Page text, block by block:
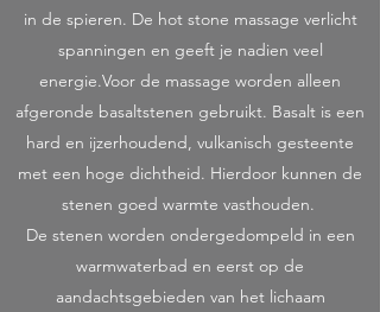
in de spieren. De hot stone massage verlicht
spanningen en geeft je nadien veel
energie.Voor de massage worden alleen
afgeronde basaltstenen gebruikt. Basalt is een
hard en ijzerhoudend, vulkanisch gesteente
met een hoge dichtheid. Hierdoor kunnen de
stenen goed warmte vasthouden.
De stenen worden ondergedompeld in een
warmwaterbad en eerst op de
aandachtsgebieden van het lichaam